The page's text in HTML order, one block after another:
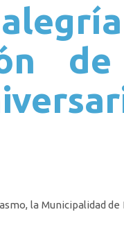
de
la Municipalidad